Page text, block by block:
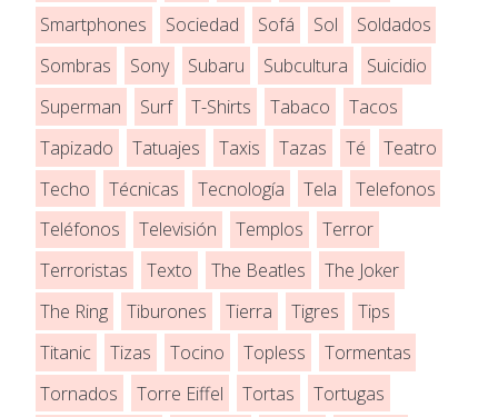
Smartphones
Sociedad Sofá Sol
Soldados
Sombras
Sony Subaru Subcultura
Suicidio
Superman
Surf T-Shirts Tabaco
Tacos
Tapizado
Tatuajes Taxis Tazas Té
Teatro
Techo
Técnicas Tecnología Tela
Telefonos
Teléfonos
Televisión Templos
Terror
Terroristas
Texto The Beatles
The Joker
The Ring
Tiburones Tierra Tigres
Tips
Titanic
Tizas Tocino Topless
Tormentas
Tornados
Torre Eiffel Tortas
Tortugas